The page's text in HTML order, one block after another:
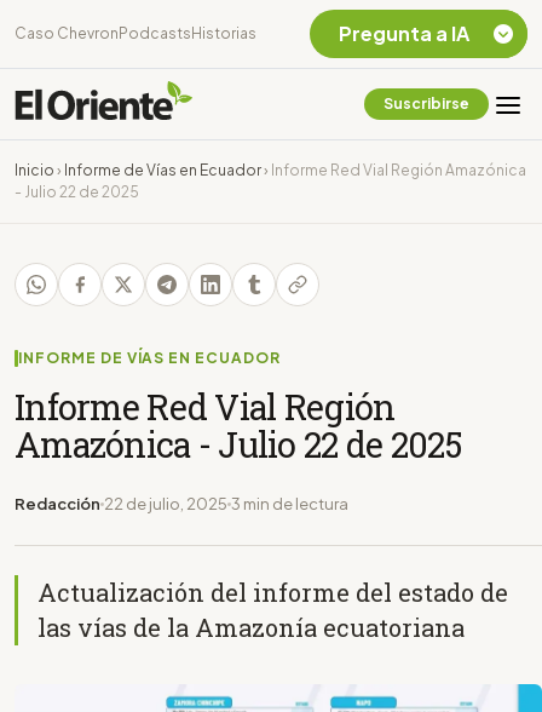
Caso Chevron Podcasts Historias
Suscribirse
Inicio › Informe de Vías en Ecuador› Informe Red Vial Región Amazónica
- Julio 22 de 2025
INFORME DE VÍAS EN ECUADOR
Informe Red Vial Región
Amazónica - Julio 22 de 2025
Redacción 22 de julio, 2025 3 min de lectura
Actualización del informe del estado de
las vías de la Amazonía ecuatoriana
Pregunta a IA
Chevron Ecuador